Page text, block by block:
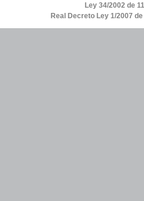
Ley 34/2002 de
Real Decreto Ley 1/2007